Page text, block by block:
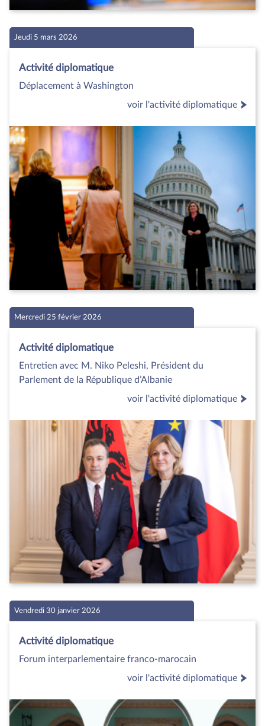
Jeudi 5 mars 2026
Activité diplomatique
Déplacement à Washington
voir l'activité diplomatique
Mercredi 25 février 2026
Activité diplomatique
Entretien avec M. Niko Peleshi, Président du
Parlement de la République d’Albanie
voir l'activité diplomatique
Vendredi 30 janvier 2026
Activité diplomatique
Forum interparlementaire franco-marocain
voir l'activité diplomatique